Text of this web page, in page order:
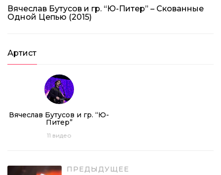
Вячеслав Бутусов и гр. “Ю-Питер” – Скованные
Одной Цепью (2015)
Артист
Вячеслав Бутусов и гр. “Ю-
Питер”
11 видео
ПРЕДЫДУЩЕЕ